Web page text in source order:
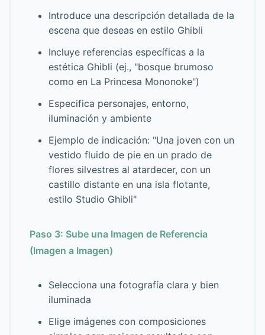
Introduce una descripción detallada de la
escena que deseas en estilo Ghibli
Incluye referencias específicas a la
estética Ghibli (ej., "bosque brumoso
como en La Princesa Mononoke")
Especifica personajes, entorno,
iluminación y ambiente
Ejemplo de indicación: "Una joven con un
vestido fluido de pie en un prado de
flores silvestres al atardecer, con un
castillo distante en una isla flotante,
estilo Studio Ghibli"
Paso 3: Sube una Imagen de Referencia
(Imagen a Imagen)
Selecciona una fotografía clara y bien
iluminada
Elige imágenes con composiciones